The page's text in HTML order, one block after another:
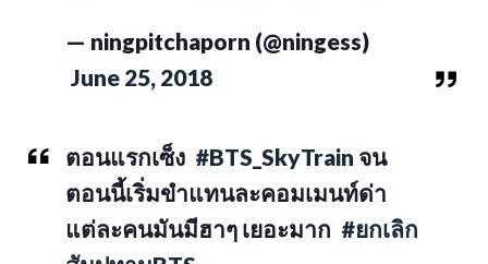
— ningpitchaporn (@ningess)
June 25, 2018
ตอนแรกเซ็ง #BTS_SkyTrain จน
ตอนนี้เริ่มขำแทนละคอมเมนท์ด่า
แต่ละคนมันมีฮาๆ เยอะมาก #ยกเลิก